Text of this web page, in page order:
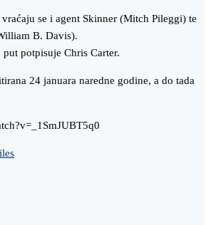
se i agent Skinner (Mitch Pileggi) te
B. Davis).
potpisuje Chris Carter.
24 januara naredne godine, a do tada